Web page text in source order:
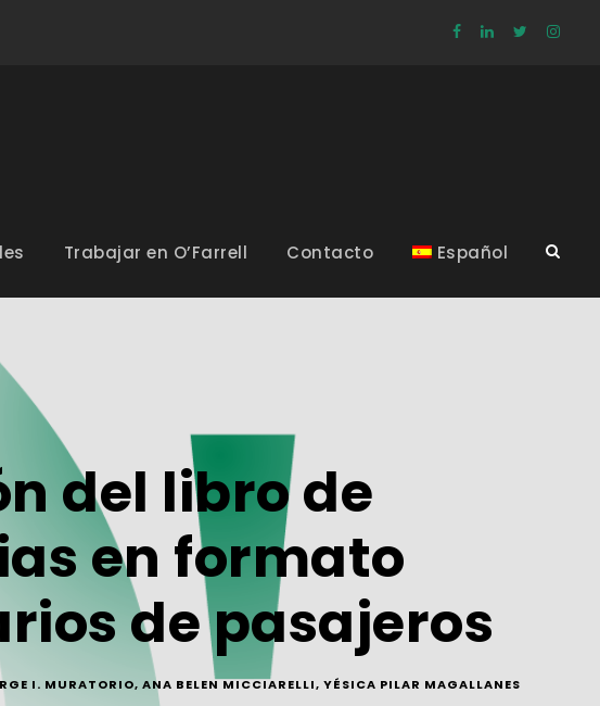
Trabajar en O’Farrell Contacto Español
del libro de
en formato
de pasajeros
I. MURATORIO, ANA BELEN MICCIARELLI, YÉSICA PILAR MAGALLANES